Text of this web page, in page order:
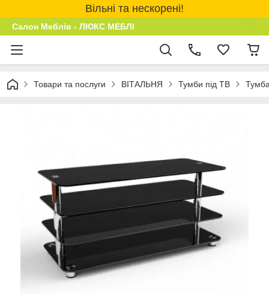
Вільні та нескорені!
Салон Меблів - ЛЮКС МЕБЛІ
Товари та послуги ВІТАЛЬНЯ Тумби під ТВ